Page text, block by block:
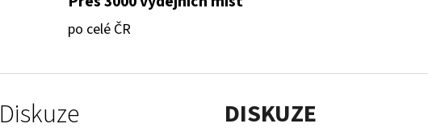
po celé ČR
Diskuze DISKUZE